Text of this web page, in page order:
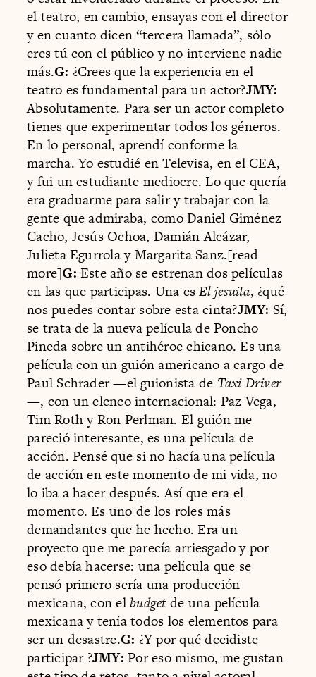
el teatro, en cambio, ensayas con el director
y en cuanto dicen “tercera llamada”, sólo
eres tú con el público y no interviene nadie
más.G: ¿Crees que la experiencia en el
teatro es fundamental para un actor?JMY:
Absolutamente. Para ser un actor completo
tienes que experimentar todos los géneros.
En lo personal, aprendí conforme la
marcha. Yo estudié en Televisa, en el CEA,
y fui un estudiante mediocre. Lo que quería
era graduarme para salir y trabajar con la
gente que admiraba, como Daniel Giménez
Cacho, Jesús Ochoa, Damián Alcázar,
Julieta Egurrola y Margarita Sanz.[read
more]G: Este año se estrenan dos películas
en las que participas. Una esEl jesuita, ¿qué
nos puedes contar sobre esta cinta?JMY: Sí,
se trata de la nueva película de Poncho
Pineda sobre un antihéroe chicano. Es una
película con un guión americano a cargo de
Paul Schrader —el guionista de Taxi Driver
—, con un elenco internacional: Paz Vega,
Tim Roth y Ron Perlman. El guión me
pareció interesante, es una película de
acción. Pensé que si no hacía una película
de acción en este momento de mi vida, no
lo iba a hacer después. Así que era el
momento. Es uno de los roles más
demandantes que he hecho. Era un
proyecto que me parecía arriesgado y por
eso debía hacerse: una película que se
pensó primero sería una producción
mexicana, con elbudgetde una película
mexicana y tenía todos los elementos para
ser un desastre.G: ¿Y por qué decidiste
participar ?JMY: Por eso mismo, me gustan